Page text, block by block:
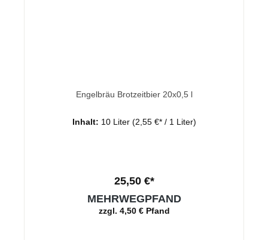
Engelbräu Brotzeitbier 20x0,5 l
Inhalt: 10 Liter (2,55 €* / 1 Liter)
25,50 €*
MEHRWEGPFAND
zzgl. 4,50 € Pfand